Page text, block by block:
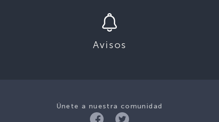
Avisos
Únete a nuestra comunidad